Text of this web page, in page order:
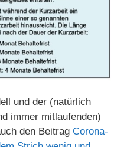
und der (natürlich
immer mitlaufenden)
den Beitrag Corona-